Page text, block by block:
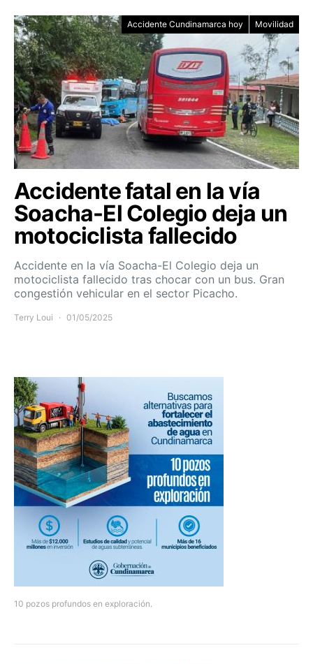
Accidente Cundinamarca hoy Movilidad
Accidente fatal en la vía
Soacha-El Colegio deja un
motociclista fallecido
Accidente en la vía Soacha-El Colegio deja un
motociclista fallecido tras chocar con un bus. Gran
congestión vehicular en el sector Picacho.
Terry Loui 01/05/2025
10 pozos profundos en exploración.